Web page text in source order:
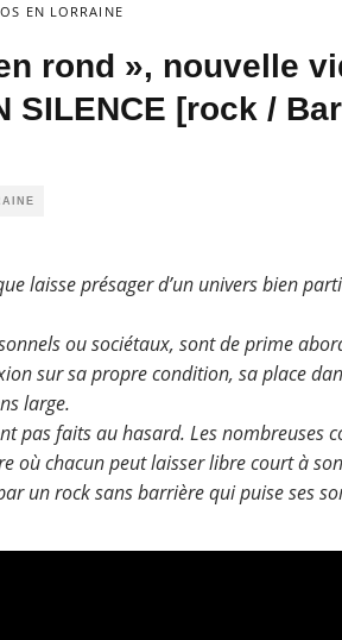
EN LORRAINE
rond », nouvelle
SILENCE [rock /
laisse présager d’un univers bien
ou sociétaux, sont de prime
sur sa propre condition, sa place
large.
pas faits au hasard. Les nombreuses
où chacun peut laisser libre court à
un rock sans barrière qui puise ses